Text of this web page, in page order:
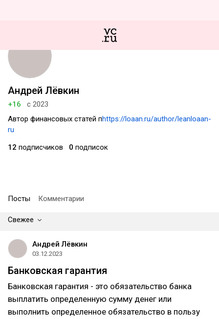
Андрей Лёвкин
+16
с 2023
Автор финансовых статей пhttps://loaan.ru/author/leanloaan-
ru
12 подписчиков 0 подписок
Посты Комментарии
Свежее
Андрей Лёвкин
03.12.2023
Банковская гарантия
Банковская гарантия - это обязательство банка
выплатить определенную сумму денег или
выполнить определенное обязательство в пользу